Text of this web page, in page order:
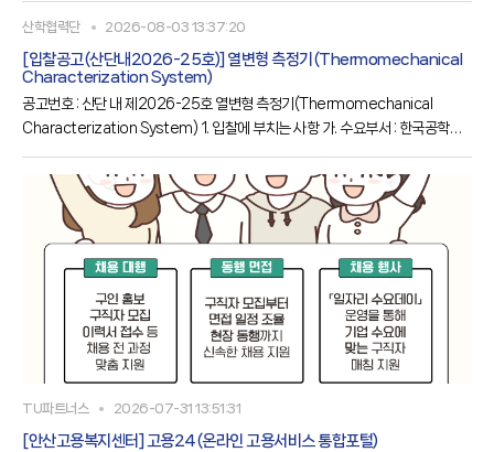
Function Bonding Strength Analysis System) 다. 납품기한 : 계약 후 56
식 : 일반경쟁, 전자입찰(총액계약), 규격·가격 동시입찰
산학협력단 2026-08-03 13:37:20
[입찰공고(산단내2026-25호)] 열변형 측정기(Thermomechanical
Characterization System)
공고번호 : 산단 내 제2026-25호 열변형 측정기(Thermomechanical
Characterization System) 1. 입찰에 부치는 사항 가. 수요부서 : 한국공학대
Characterization System) 다. 납품기한 : 계약 후 90일 이내 라. 기초금액 :
금 130,00,000원(금일억삼천만원, VAT포함) 마. 입찰방식 : 일반경쟁, 전자입찰
(총액계약), 규격·가격 동시입찰 바. 공고기간 : 2026.08.03.(월
TU파트너스 2026-07-31 13:51:31
[안산고용복지센터] 고용24(온라인 고용서비스 통합포털)